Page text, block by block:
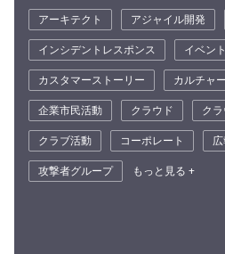
アーキテクト アジャイル開発
インシデントレスポンス
イベン
カスタマーストーリー
カルチャー
企業市民活動
クラウド
ク
クラブ活動
コーポレート
攻撃者グループ
もっと見る +